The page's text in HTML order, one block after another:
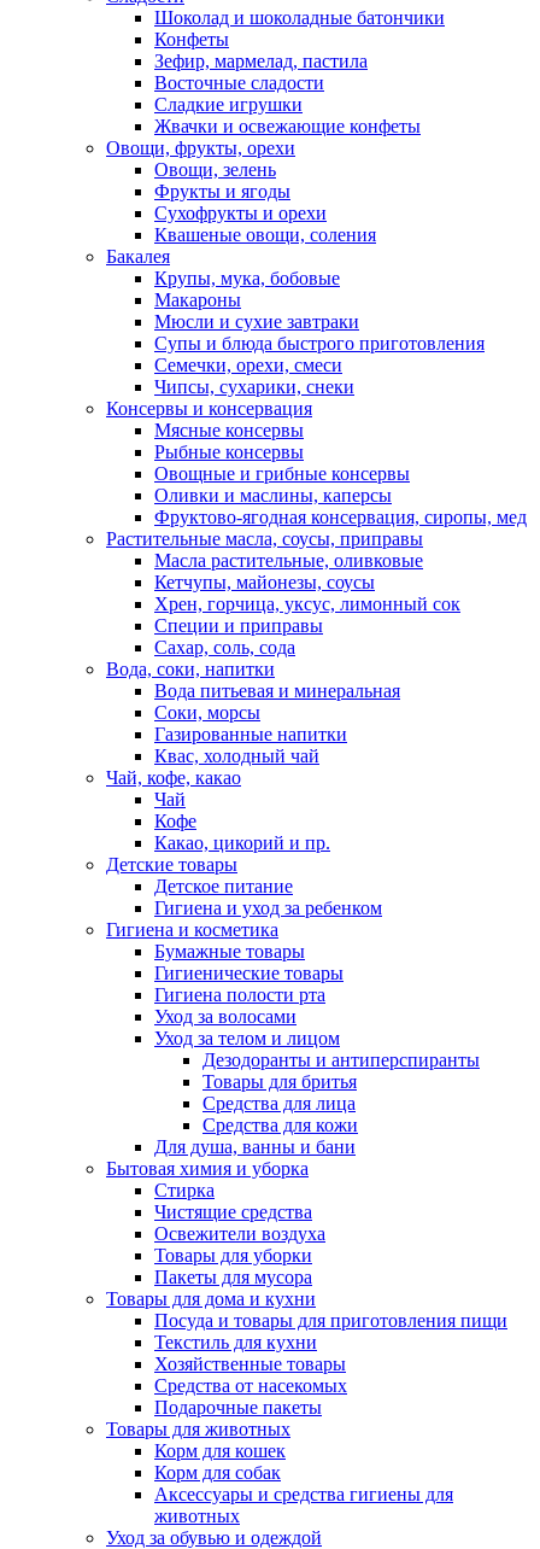
Шоколад и шоколадные батончики
Конфеты
Зефир, мармелад, пастила
Восточные сладости
Сладкие игрушки
Жвачки и освежающие конфеты
Овощи, фрукты, орехи
Овощи, зелень
Фрукты и ягоды
Сухофрукты и орехи
Квашеные овощи, соления
Бакалея
Крупы, мука, бобовые
Макароны
Мюсли и сухие завтраки
Супы и блюда быстрого приготовления
Семечки, орехи, смеси
Чипсы, сухарики, снеки
Консервы и консервация
Мясные консервы
Рыбные консервы
Овощные и грибные консервы
Оливки и маслины, каперсы
Фруктово-ягодная консервация, сиропы, мед
Растительные масла, соусы, приправы
Масла растительные, оливковые
Кетчупы, майонезы, соусы
Хрен, горчица, уксус, лимонный сок
Специи и приправы
Сахар, соль, сода
Вода, соки, напитки
Вода питьевая и минеральная
Соки, морсы
Газированные напитки
Квас, холодный чай
Чай, кофе, какао
Чай
Кофе
Какао, цикорий и пр.
Детские товары
Детское питание
Гигиена и уход за ребенком
Гигиена и косметика
Бумажные товары
Гигиенические товары
Гигиена полости рта
Уход за волосами
Уход за телом и лицом
Дезодоранты и антиперспиранты
Товары для бритья
Средства для лица
Средства для кожи
Для душа, ванны и бани
Бытовая химия и уборка
Стирка
Чистящие средства
Освежители воздуха
Товары для уборки
Пакеты для мусора
Товары для дома и кухни
Посуда и товары для приготовления пищи
Текстиль для кухни
Хозяйственные товары
Средства от насекомых
Подарочные пакеты
Товары для животных
Корм для кошек
Корм для собак
Аксессуары и средства гигиены для
животных
Уход за обувью и одеждой